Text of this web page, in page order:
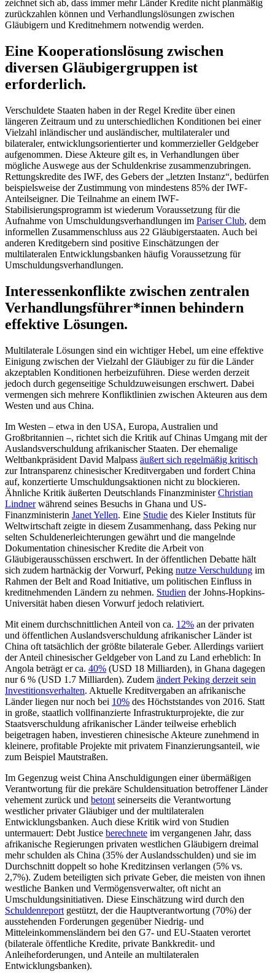
zeichnet sich ab, dass immer mehr Länder Kredite nicht planmäßig
zurückzahlen können und Verhandlungslösungen zwischen
Gläubigern und Kreditnehmern notwendig werden.
Eine Kooperationslösung zwischen
diversen Gläubigergruppen ist
erforderlich.
Verschuldete Staaten haben in der Regel Kredite über einen
längeren Zeitraum und zu unterschiedlichen Konditionen bei einer
Vielzahl inländischer und ausländischer, multilateraler und
bilateraler, entwicklungsorientierter und kommerzieller Geldgeber
aufgenommen. Diese Akteure gilt es, in Verhandlungen über
mögliche Auswege aus der Schuldenkrise zusammenzubringen.
Rettungskredite des IWF, des Gebers der „letzten Instanz“, bedürfen
beispielsweise der Zustimmung von mindestens 85% der IWF-
Anteilseigner. Die Teilnahme an einem IWF-
Stabilisierungsprogramm ist wiederum Voraussetzung für die
Aufnahme von Umschuldungsverhandlungen im Pariser Club, dem
informellen Zusammenschluss aus 22 Gläubigerstaaten. Auch bei
anderen Kreditgebern sind positive Einschätzungen der
multilateralen Entwicklungsbanken häufig Voraussetzung für
Umschuldungsverhandlungen.
Interessenkonflikte zwischen zentralen
Verhandlungsführer*innen behindern
effektive Lösungen.
Multilaterale Lösungen sind ein wichtiger Hebel, um eine effektive
Einigung zwischen der Vielzahl der Gläubiger zu für die Länder
akzeptablen Konditionen herbeizuführen. Diese werden derzeit
jedoch durch gegenseitige Schuldzuweisungen erschwert. Dabei
vermengen sich mehrere Konfliktlinien zwischen Akteuren aus dem
Westen und aus China.
Im Westen – etwa in den USA, Europa, Australien und
Großbritannien –, richtet sich die Kritik auf Chinas Umgang mit der
Auslandsverschuldung afrikanischer Staaten. Der ehemalige
Weltbankpräsident David Malpass äußert sich regelmäßig kritisch
zur Intransparenz chinesischer Kreditvergaben und fordert China
auf, konzertierte Umschuldungsaktionen nicht zu blockieren.
Ähnliche Kritik äußerten Deutschlands FinanzministerChristian
Lindnerwährend seines Besuchs in Ghana und US-
Finanzministerin Janet Yellen. Eine Studie des Kieler Instituts für
Weltwirtschaft zeigte in diesem Zusammenhang, dass Peking nur
selten Schuldenerleichterungen gewährt und die mangelnde
Dokumentation chinesischer Kredite die Arbeit von
Gläubigerausschüssen erschwert. In der öffentlichen Debatte hält
sich zudem hartnäckig der Vorwurf, Peking nutze Verschuldung im
Rahmen der Belt and Road Initiative, um politischen Einfluss in
kreditnehmenden Ländern zu nehmen. Studien der Johns-Hopkins-
Universität haben diesen Vorwurf jedoch relativiert.
Mit einem durchschnittlichen Anteil von ca. 12% an der privaten
und öffentlichen Auslandsverschuldung afrikanischer Länder ist
China oft tatsächlich der größte bilaterale Geber. Allerdings variiert
der Anteil chinesischer Geldgeber von Land zu Land erheblich: In
Angola beträgt er ca. 40% (USD 18 Milliarden), in Ghana dagegen
nur 6 % (USD 1.7 Milliarden). Zudem ändert Peking derzeit sein
Investitionsverhalten. Aktuelle Kreditvergaben an afrikanische
Länder liegen nur noch bei 10% des Höchststandes von 2016. Statt
in große, staatlich vollfinanzierte Infrastrukturprojekte, die zur
Staatsverschuldung afrikanischer Länder teilweise erheblich
beigetragen haben, investieren chinesische Akteure zunehmend in
kleinere, profitable Projekte mit privatem Finanzierungsanteil, wie
zum Beispiel Mautstraßen.
Im Gegenzug weist China Anschuldigungen einer übermäßigen
Verantwortung für die prekäre Schuldensituation betroffener Länder
vehement zurück und betont seinerseits die Verantwortung
westlicher privater Gläubiger und der multilateralen
Entwicklungsbanken. Auch diese Kritik wird von Studien
untermauert: Debt Justice berechnete im vergangenen Jahr, dass
afrikanische Regierungen privaten westlichen Gläubigern dreimal
mehr schulden als China (35% der Auslandsschulden) und sie im
Durchschnitt doppelt so hohe Kreditzinsen verlangen (5% vs.
2,7%). Zudem beteiligten sich private Geber, die meisten von ihnen
westliche Banken und Vermögensverwalter, oft nicht an
Umschuldungsinitiativen. Diese Einschätzung wird durch den
Schuldenreport gestützt, der die Hauptverantwortung (70%) der
ausstehenden Forderungen gegenüber Niedrig- und
Mitteleinkommensländern bei den G7- und EU-Staaten verortet
(bilaterale öffentliche Kredite, private Bankkredit- und
Anleiheforderungen, und Anteile an multilateralen
Entwicklungsbanken).